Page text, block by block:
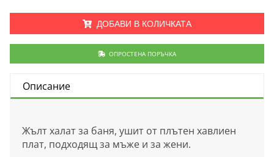
ДОБАВИ В КОЛИЧКАТА
ОПРОСТЕНА ПОРЪЧКА
Описание
Жълт халат за баня, ушит от плътен хавлиен
плат, подходящ за мъже и за жени.